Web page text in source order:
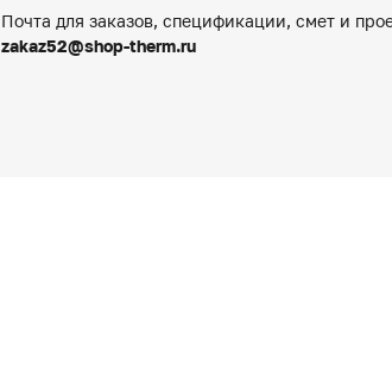
Почта для заказов, спецификации, смет и
zakaz52@shop-therm.ru